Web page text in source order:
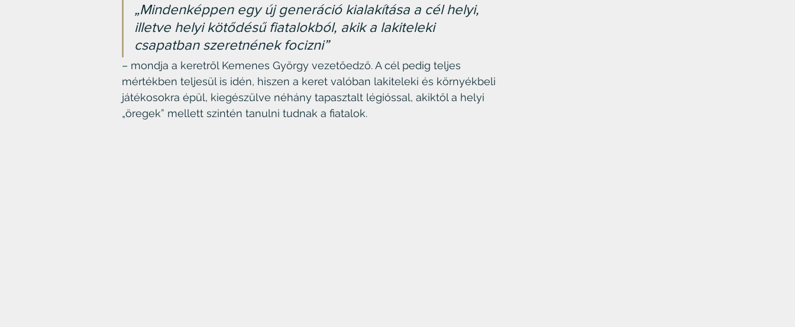
„Mindenképpen egy új generáció kialakítása a cél helyi,
illetve helyi kötődésű fiatalokból, akik a lakiteleki
csapatban szeretnének focizni”
– mondja a keretről Kemenes György vezetőedző. A cél pedig teljes
mértékben teljesül is idén, hiszen a keret valóban lakiteleki és környékbeli
játékosokra épül, kiegészülve néhány tapasztalt légióssal, akiktől a helyi
„öregek” mellett szintén tanulni tudnak a fiatalok.